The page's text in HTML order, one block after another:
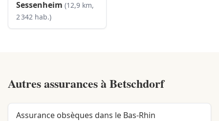
Sessenheim (12,9 km,
2 342 hab.)
Autres assurances àBetschdorf
Assurance obsèques dans le Bas-Rhin